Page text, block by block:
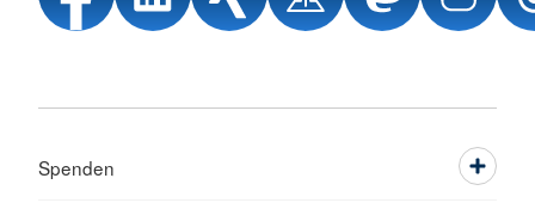
Spenden